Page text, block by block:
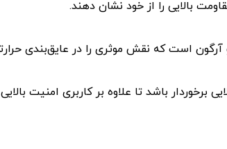
بالایی را از خود نشان دهند‌.
برخوردار باشد تا علاوه بر کاربری امنیت